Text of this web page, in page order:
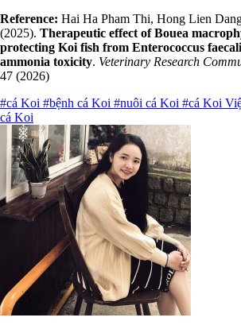
Reference: Hai Ha Pham Thi, Hong Lien
(2025). Therapeutic effect of Bouea
protecting Koi fish from Enterococcus
ammonia toxicity. Veterinary Research
47 (2026)
#cá Koi #bệnh cá Koi #nuôi cá Koi #cá Koi
cá Koi